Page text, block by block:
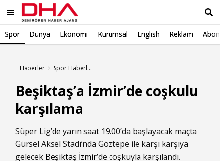
Spor Dünya Ekonomi Kurumsal English Reklam
Haberler Spor Haberleri
Beşiktaş’a İzmir’de coşkulu
karşılama
Süper Lig’de yarın saat 19.00’da başlayacak maçta
Gürsel Aksel Stadı’nda Göztepe ile karşı karşıya
gelecek Beşiktaş İzmir’de coşkuyla karşılandı.